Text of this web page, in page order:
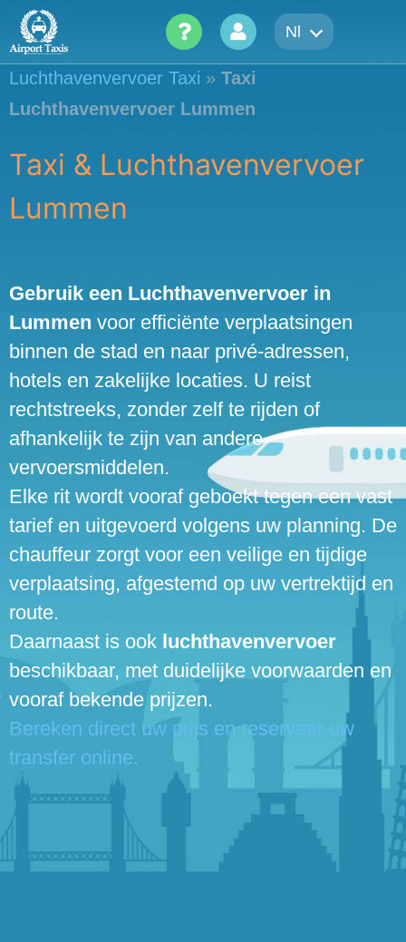
Skip
content
Nl
Luchthavenvervoer Taxi » Taxi
Luchthavenvervoer Lummen
Taxi & Luchthavenvervoer
Lummen
Gebruik een Luchthavenvervoer in
Lummen voor efficiënte verplaatsingen
binnen de stad en naar privé-adressen,
hotels en zakelijke locaties. U reist
rechtstreeks, zonder zelf te rijden of
afhankelijk te zijn van andere
vervoersmiddelen.
Elke rit wordt vooraf geboekt tegen een vast
tarief en uitgevoerd volgens uw planning. De
chauffeur zorgt voor een veilige en tijdige
verplaatsing, afgestemd op uw vertrektijd en
route.
Daarnaast is ook luchthavenvervoer
beschikbaar, met duidelijke voorwaarden en
vooraf bekende prijzen.
Bereken direct uw prijs en reserveer uw
transfer online.